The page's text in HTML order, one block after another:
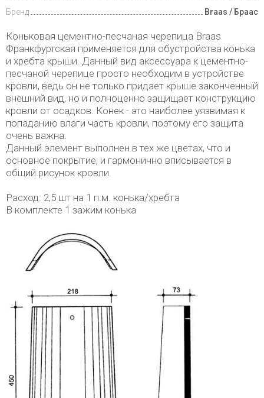
Бренд
Braas / Браас
Коньковая цементно-песчаная черепица Braas
Франкфуртская применяется для обустройства конька
и хребта крыши. Данный вид аксессуара к цементно-
песчаной черепице просто необходим в устройстве
кровли, ведь он не только придает крыше законченный
внешний вид, но и полноценно защищает конструкцию
кровли от осадков. Конек - это наиболее уязвимая к
попаданию влаги часть кровли, поэтому его защита
очень важна.
Данный элемент выполнен в тех же цветах, что и
основное покрытие, и гармонично вписывается в
общий рисунок кровли.
Расход: 2,5 шт на 1 п.м. конька/хребта
В комплекте 1 зажим конька